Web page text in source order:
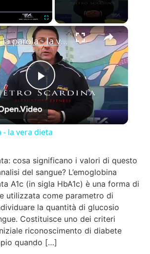
Fullscreen ×
Play Video
A te la parola - la vera dieta
- la vera dieta
cosa significano i valori di questo
del sangue? L’emoglobina
A1c (in sigla HbA1c) è una forma di
utilizzata come parametro di
la quantità di glucosio
Costituisce uno dei criteri
riconoscimento di diabete
quando […]